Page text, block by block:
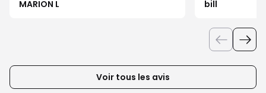
MARION L bill
Voir tous les avis